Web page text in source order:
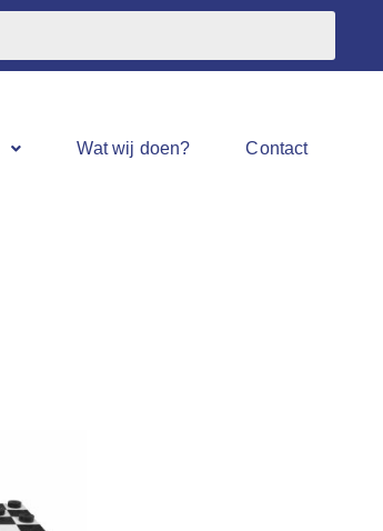
Wat wij doen? Contact